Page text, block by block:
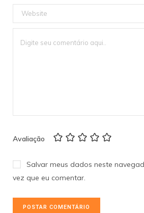
Avaliação
Salvar meus dados neste
vez que eu comentar.